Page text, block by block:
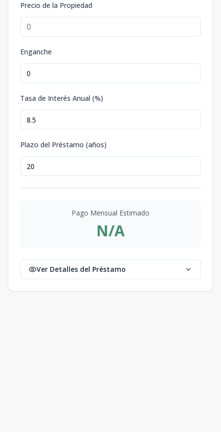
Precio de la Propiedad
Enganche
Tasa de Interés Anual (%)
Plazo del Préstamo (años)
Pago Mensual Estimado
N/A
Ver Detalles del Préstamo